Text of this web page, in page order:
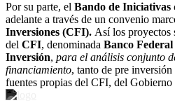
Por su parte, el Bando de Iniciativas
adelante a través de un convenio
Inversiones (CFI). Así los proyectos
del CFI, denominada Banco Federal
Inversión, para el análisis conjunto
financiamiento, tanto de pre
fuentes propias del CFI, del